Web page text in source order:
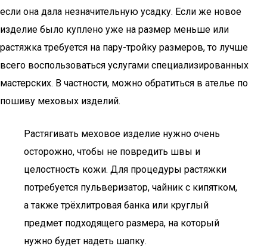
если она дала незначительную усадку. Если же новое
изделие было куплено уже на размер меньше или
растяжка требуется на пару-тройку размеров, то лучше
всего воспользоваться услугами специализированных
мастерских. В частности, можно обратиться в ателье по
пошиву меховых изделий.
Растягивать меховое изделие нужно очень
осторожно, чтобы не повредить швы и
целостность кожи. Для процедуры растяжки
потребуется пульверизатор, чайник с кипятком,
а также трёхлитровая банка или круглый
предмет подходящего размера, на который
нужно будет надеть шапку.